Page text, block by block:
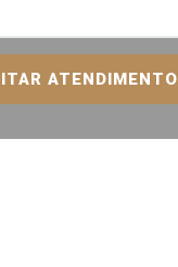
ATENDIMENTO